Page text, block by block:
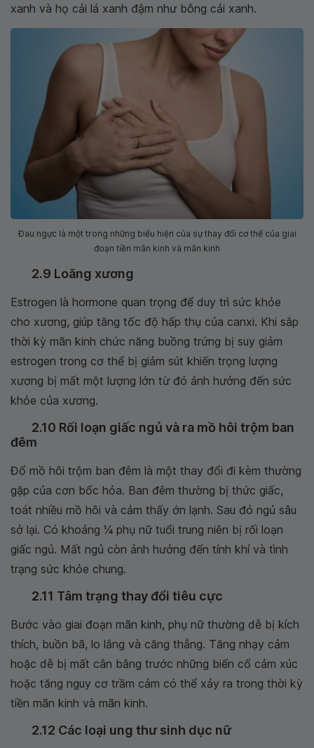
xanh và họ cải lá xanh đậm như bông cải xanh.
Đau ngực là một trong những biểu hiện của sự thay đổi cơ thể của giai
đoạn tiền mãn kinh và mãn kinh
2.9 Loãng xương
Estrogen là hormone quan trọng để duy trì sức khỏe
cho xương, giúp tăng tốc độ hấp thụ của canxi. Khi sắp
thời kỳ mãn kinh chức năng buồng trứng bị suy giảm
estrogen trong cơ thể bị giảm sút khiến trọng lượng
xương bị mất một lượng lớn từ đó ảnh hưởng đến sức
khỏe của xương.
2.10 Rối loạn giấc ngủ và ra mồ hôi trộm ban
đêm
Đổ mồ hôi trộm ban đêm là một thay đổi đi kèm thường
gặp của cơn bốc hỏa. Ban đêm thường bị thức giấc,
toát nhiều mồ hôi và cảm thấy ớn lạnh. Sau đó ngủ sâu
sở lại. Có khoảng 1⁄4 phụ nữ tuổi trung niên bị rối loạn
giấc ngủ. Mất ngủ còn ảnh hưởng đến tính khí và tình
trạng sức khỏe chung.
2.11 Tâm trạng thay đổi tiêu cực
Bước vào giai đoạn mãn kinh, phụ nữ thường dễ bị kích
thích, buồn bã, lo lắng và căng thẳng. Tăng nhạy cảm
hoặc dễ bị mất cân bằng trước những biến cố cảm xúc
hoặc tăng nguy cơ trầm cảm có thể xảy ra trong thời kỳ
tiền mãn kinh và mãn kinh.
2.12 Các loại ung thư sinh dục nữ